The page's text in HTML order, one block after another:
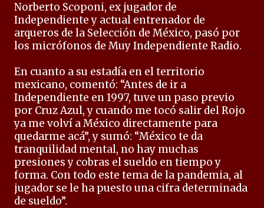
Norberto Scoponi, ex jugador de
Independiente y actual entrenador de
arqueros de la Selección de México, pasó por
los micrófonos de Muy Independiente Radio.
En cuanto a su estadía en el territorio
mexicano, comentó: “Antes de ir a
Independiente en 1997, tuve un paso previo
por Cruz Azul, y cuando me tocó salir del Rojo
ya me volví a México directamente para
quedarme acá”, y sumó: “México te da
tranquilidad mental, no hay muchas
presiones y cobras el sueldo en tiempo y
forma. Con todo este tema de la pandemia, al
jugador se le ha puesto una cifra determinada
de sueldo”.